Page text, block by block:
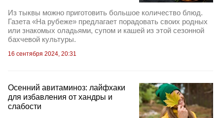
Из тыквы можно приготовить большое количество блюд.
Газета «На рубеже» предлагает порадовать своих родных
или знакомых оладьями, супом и кашей из этой сезонной
бахчевой культуры.
16 сентября 2024, 20:31
Осенний авитаминоз: лайфхаки
для избавления от хандры и
слабости